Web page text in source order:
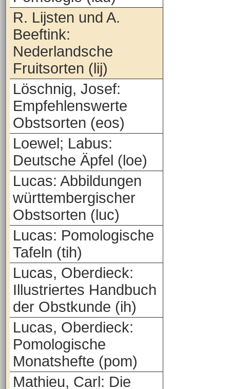
R. Lijsten und A.
Beeftink:
Nederlandsche
Fruitsorten (lij)
Löschnig, Josef:
Empfehlenswerte
Obstsorten (eos)
Loewel; Labus:
Deutsche Äpfel (loe)
Lucas: Abbildungen
württembergischer
Obstsorten (luc)
Lucas: Pomologische
Tafeln (tih)
Lucas, Oberdieck:
Illustriertes Handbuch
der Obstkunde (ih)
Lucas, Oberdieck:
Pomologische
Monatshefte (pom)
Mathieu, Carl: Die